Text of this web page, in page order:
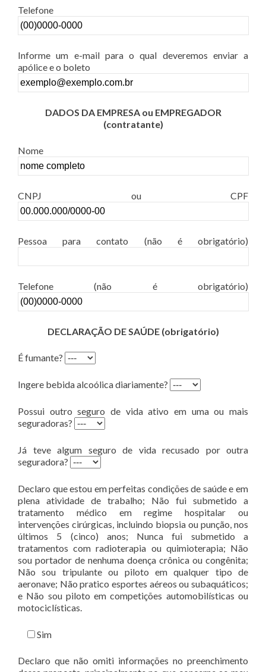
Telefone
Informe um e-mail para o qual deveremos enviar a
apólice e o boleto
DADOS DA EMPRESA ou EMPREGADOR
(contratante)
Nome
CNPJ ou CPF
Pessoa para contato (não é obrigatório)
Telefone (não é obrigatório)
DECLARAÇÃO DE SAÚDE (obrigatório)
É fumante?
Ingere bebida alcoólica diariamente?
Possui outro seguro de vida ativo em uma ou mais
seguradoras?
Já teve algum seguro de vida recusado por outra
seguradora?
Declaro que estou em perfeitas condições de saúde e em
plena atividade de trabalho; Não fui submetido a
tratamento médico em regime hospitalar ou
intervenções cirúrgicas, incluindo biopsia ou punção, nos
últimos 5 (cinco) anos; Nunca fui submetido a
tratamentos com radioterapia ou quimioterapia; Não
sou portador de nenhuma doença crônica ou congênita;
Não sou tripulante ou piloto em qualquer tipo de
aeronave; Não pratico esportes aéreos ou subaquáticos;
e Não sou piloto em competições automobilísticas ou
motociclísticas.
Sim
Declaro que não omiti informações no preenchimento